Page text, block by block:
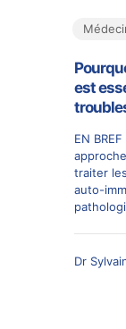
est
EN
traiter
auto-
Dr